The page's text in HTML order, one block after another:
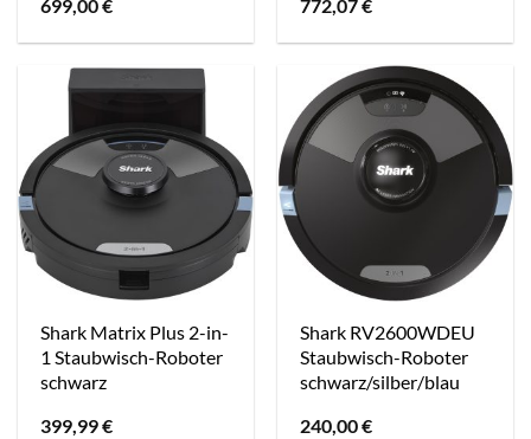
699,00€ 772,07€
Shark Matrix Plus 2-in-
1 Staubwisch-Roboter
schwarz
399,99€
Shark RV2600WDEU
Staubwisch-Roboter
schwarz/silber/blau
240,00€